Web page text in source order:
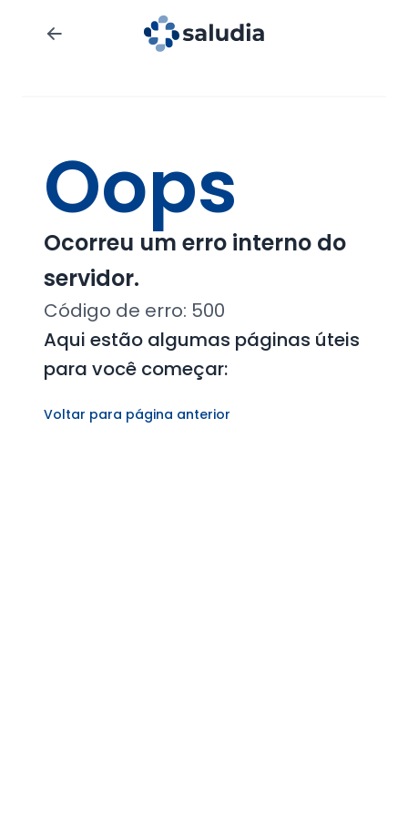
Oops
Ocorreu um erro interno do
servidor.
Código de erro: 500
Aqui estão algumas páginas úteis
para você começar:
Voltar para página anterior